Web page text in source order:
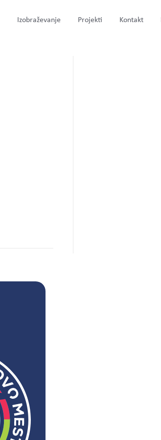
Izobraževanje Projekti Kontakt